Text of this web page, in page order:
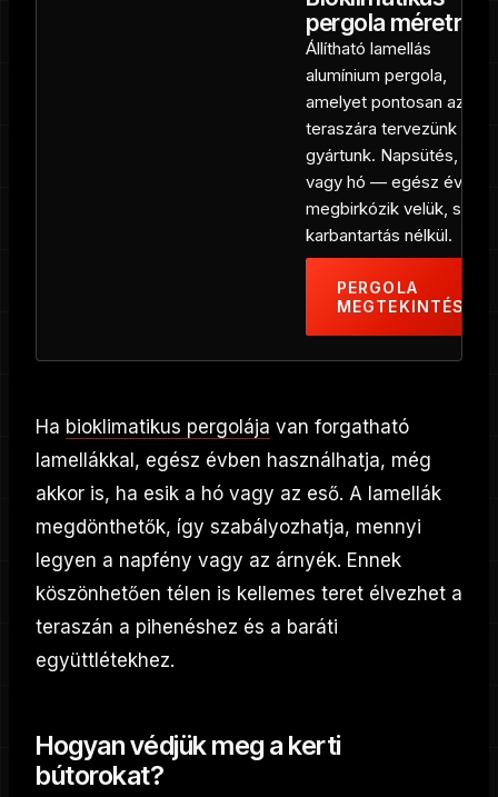
pergola méretre
Állítható lamellás
alumínium pergola,
amelyet pontosan az Ön
teraszára tervezünk és
gyártunk. Napsütés, eső
vagy hó — egész évben
megbirkózik velük, szinte
karbantartás nélkül.
PERGOLA
MEGTEKINTÉSE
Ha bioklimatikus pergolája van forgatható
lamellákkal, egész évben használhatja, még
akkor is, ha esik a hó vagy az eső. A lamellák
megdönthetők, így szabályozhatja, mennyi
legyen a napfény vagy az árnyék. Ennek
köszönhetően télen is kellemes teret élvezhet a
teraszán a pihenéshez és a baráti
együttlétekhez.
Hogyan védjük meg a kerti
bútorokat?